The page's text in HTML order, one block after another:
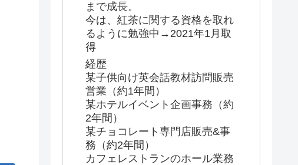
まで成長。
今は、紅茶に関する資格を取れ
るように勉強中→2021年1月取
得
経歴
某子供向け英会話教材訪問販売
営業（約1年間）
某ホテルイベント企画事務（約
2年間）
某チョコレート専門店販売&事
務（約2年間）
カフェレストランのホール業務